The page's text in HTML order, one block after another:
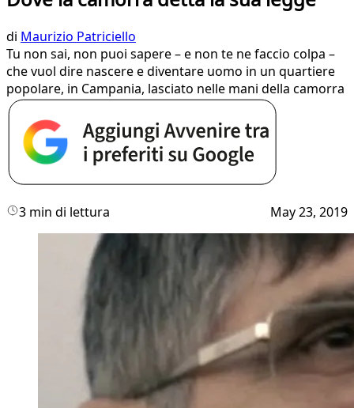
di Maurizio Patriciello
Tu non sai, non puoi sapere – e non te ne faccio colpa –
che vuol dire nascere e diventare uomo in un quartiere
popolare, in Campania, lasciato nelle mani della camorra
3 min di lettura May 23, 2019